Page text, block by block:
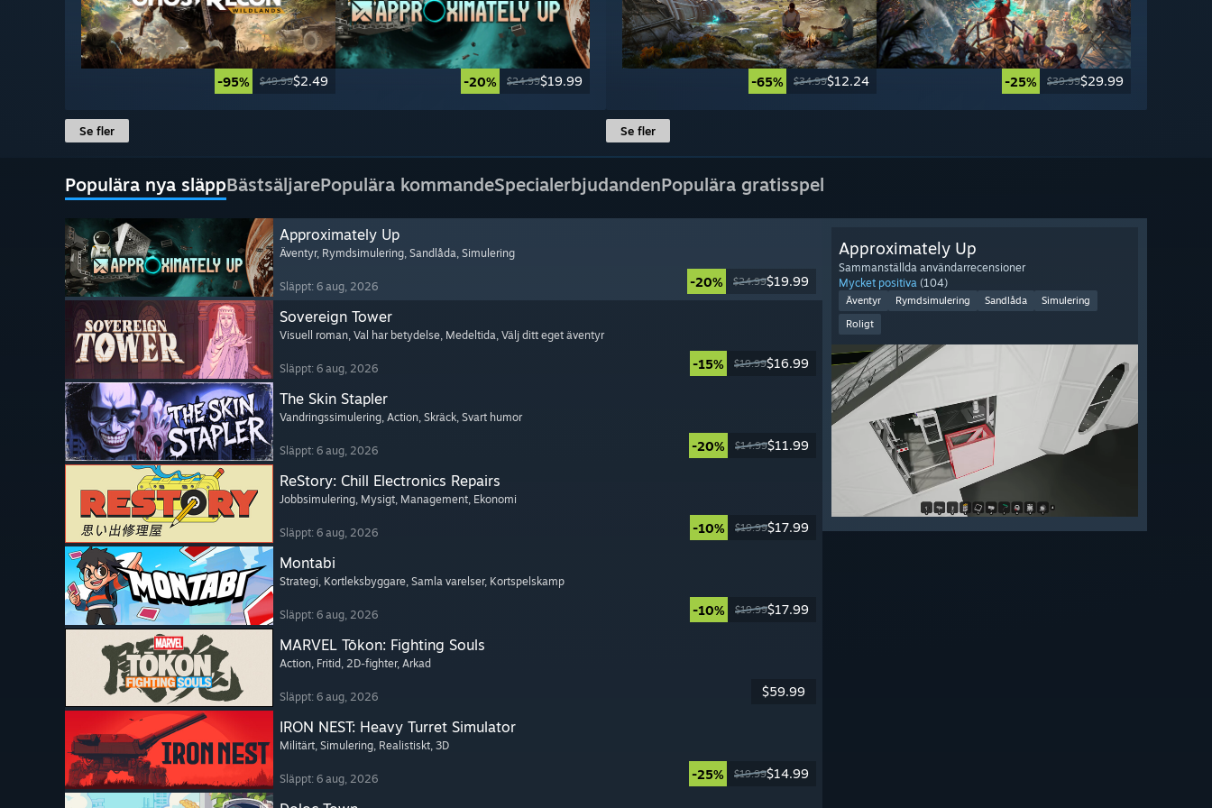
-95% $49.99$2.49 -20% $24.99$19.99
Se fler
-65% $34.99$12.24 -25% $39.99$29.99
Se fler
Populära nya släppBästsäljarePopulära kommandeSpecialerbjudandenPopulära gratisspel
Approximately Up
Äventyr, Rymdsimulering, Sandlåda, Simulering
Släppt: 6 aug, 2026 -20% $24.99$19.99
Sovereign Tower
Visuell roman, Val har betydelse, Medeltida, Välj ditt eget äventyr
Släppt: 6 aug, 2026 -15% $19.99$16.99
The Skin Stapler
Vandringssimulering, Action, Skräck, Svart humor
Släppt: 6 aug, 2026 -20% $14.99$11.99
ReStory: Chill Electronics Repairs
Jobbsimulering, Mysigt, Management, Ekonomi
Släppt: 6 aug, 2026 -10% $19.99$17.99
Montabi
Strategi, Kortleksbyggare, Samla varelser, Kortspelskamp
Släppt: 6 aug, 2026 -10% $19.99$17.99
MARVEL Tōkon: Fighting Souls
Action, Fritid, 2D-fighter, Arkad
Släppt: 6 aug, 2026 $59.99
IRON NEST: Heavy Turret Simulator
Militärt, Simulering, Realistiskt, 3D
Släppt: 6 aug, 2026 -25% $19.99$14.99
Approximately Up
Sammanställda användarrecensioner
Mycket positiva (104)
Äventyr Rymdsimulering Sandlåda
Simulering
Roligt